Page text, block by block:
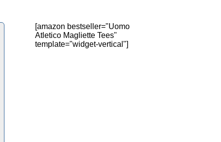
[amazon bestseller="Uomo
Atletico Magliette Tees"
template="widget-vertical"]